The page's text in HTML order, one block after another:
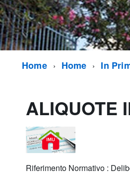
Home Home In
ALIQUOTE
Riferimento Normativo :